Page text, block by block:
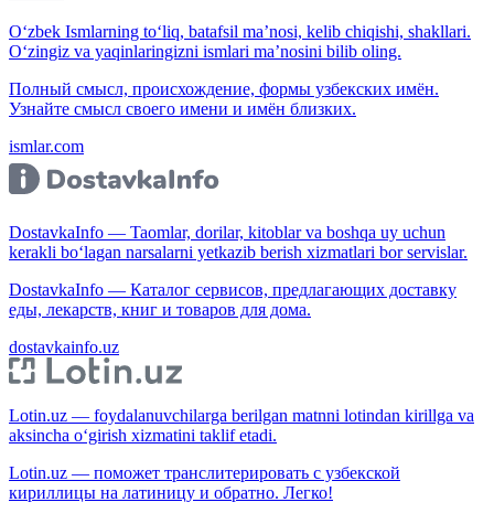
O‘zbek Ismlarning to‘liq, batafsil ma’nosi, kelib chiqishi, shakllari.
O‘zingiz va yaqinlaringizni ismlari ma’nosini bilib oling.
Полный смысл, происхождение, формы узбекских имён.
Узнайте смысл своего имени и имён близких.
ismlar.com
DostavkaInfo — Taomlar, dorilar, kitoblar va boshqa uy uchun
kerakli bo‘lagan narsalarni yetkazib berish xizmatlari bor servislar.
DostavkaInfo — Каталог сервисов, предлагающих доставку
еды, лекарств, книг и товаров для дома.
dostavkainfo.uz
Lotin.uz — foydalanuvchilarga berilgan matnni lotindan kirillga va
aksincha o‘girish xizmatini taklif etadi.
Lotin.uz — поможет транслитерировать с узбекской
кириллицы на латиницу и обратно. Легко!